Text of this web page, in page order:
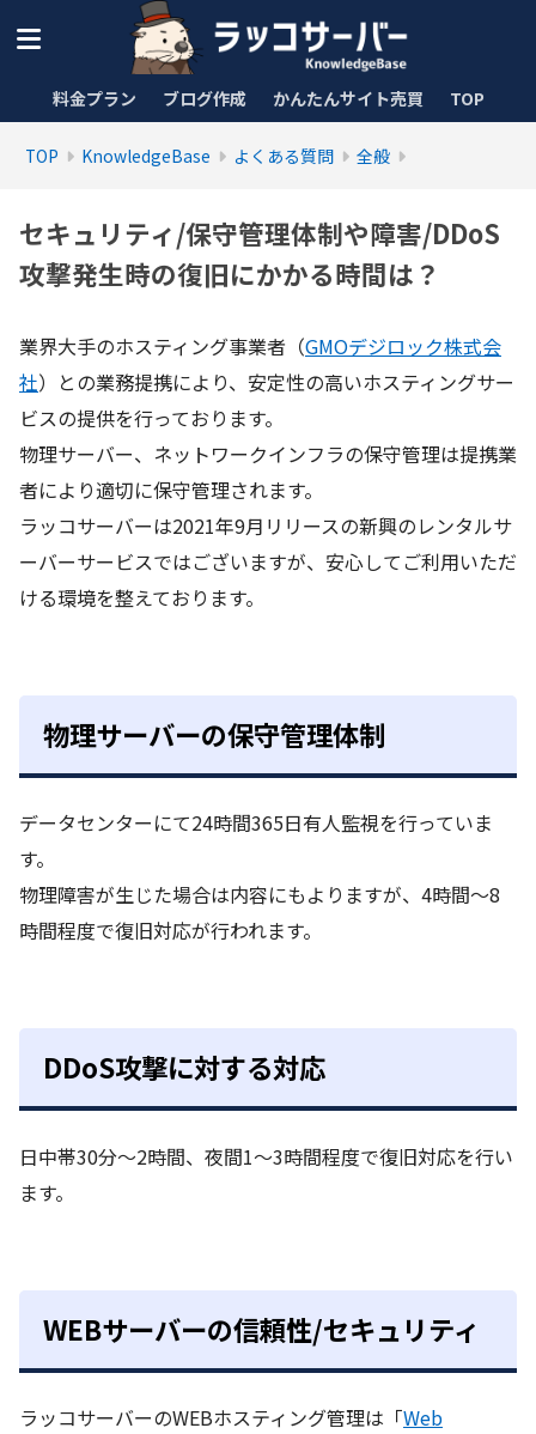
料金プラン ブログ作成 かんたんサイト売買 TOP
TOP KnowledgeBase よくある質問 全般
セキュリティ/保守管理体制や障害/DDoS
攻撃発生時の復旧にかかる時間は？
業界大手のホスティング事業者（GMOデジロック株式会
社）との業務提携により、安定性の高いホスティングサー
ビスの提供を行っております。
物理サーバー、ネットワークインフラの保守管理は提携業
者により適切に保守管理されます。
ラッコサーバーは2021年9月リリースの新興のレンタルサ
ーバーサービスではございますが、安心してご利用いただ
ける環境を整えております。
物理サーバーの保守管理体制
データセンターにて24時間365日有人監視を行っていま
す。
物理障害が生じた場合は内容にもよりますが、4時間～8
時間程度で復旧対応が行われます。
DDoS攻撃に対する対応
日中帯30分～2時間、夜間1～3時間程度で復旧対応を行い
ます。
WEBサーバーの信頼性/セキュリティ
ラッコサーバーのWEBホスティング管理は「Web